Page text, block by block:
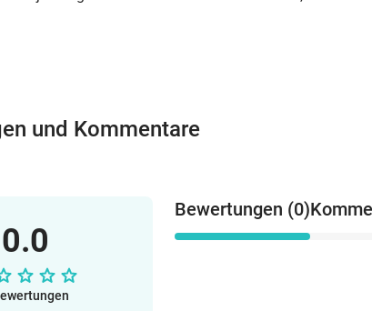
und Kommentare
0.0
Bewertungen (0)